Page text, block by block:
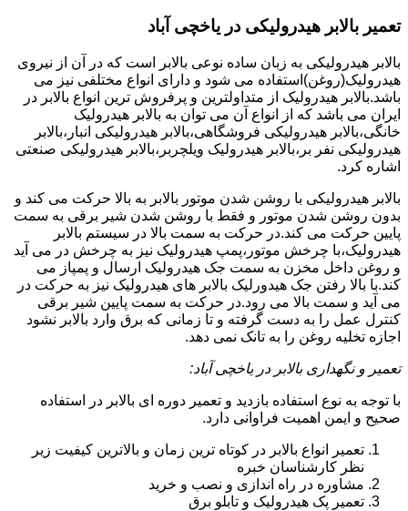
تعمیر بالابر هیدرولیکی در یاخچی آباد
بالابر هیدرولیکی به زبان ساده نوعی بالابر است که در آن از نیروی
هیدرولیک(روغن)استفاده می شود و دارای انواع مختلفی نیز می
باشد.بالابر هیدرولیک از متداولترین و پرفروش ترین انواع بالابر در
ایران می باشد که از انواع آن می توان به بالابر هیدرولیک
خانگی،بالابر هیدرولیکی فروشگاهی،بالابر هیدرولیکی انبار،بالابر
هیدرولیکی نفر بر،بالابر هیدرولیک ویلچربر،بالابر هیدرولیکی صنعتی
اشاره کرد.
بالابر هیدرولیکی با روشن شدن موتور بالابر به بالا حرکت می کند و
بدون روشن شدن موتور و فقط با روشن شدن شیر برقی به سمت
پایین حرکت می کند.در حرکت به سمت بالا در سیستم بالابر
هیدرولیک،با چرخش موتور،پمپ هیدرولیک نیز به چرخش در می آید
و روغن داخل مخزن به سمت جک هیدرولیک ارسال و پمپاز می
کند.با بالا رفتن جک هیدورلیک بالابر های هیدرولیک نیز به حرکت در
می آید و سمت بالا می رود.در حرکت به سمت پایین شیر برقی
کنترل عمل را به دست گرفته و تا زمانی که برق وارد بالابر نشود
اجازه تخلیه روغن را به تانک نمی دهد.
تعمیر و نگهداری بالابر در یاخچی آباد:
با توجه به نوع استفاده بازدید و تعمیر دوره ای بالابر در استفاده
صحیح و ایمن اهمیت فراوانی دارد.
تعمیر انواع بالابر در کوتاه ترین زمان و بالاترین کیفیت زیر
نظر کارشناسان خبره
مشاوره در راه اندازی و نصب و خرید
تعمیر پک هیدرولیک و تابلو برق